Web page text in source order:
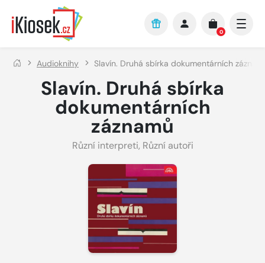
Přejít na hlavní obsah
0
Audioknihy Slavín. Druhá sbírka dokumentárních
Slavín. Druhá sbírka
dokumentárních
záznamů
Různí interpreti, Různí autoři